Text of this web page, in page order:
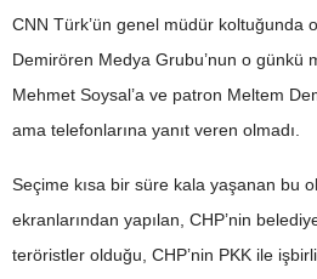
CNN Türk’ün genel müdür koltuğunda
Demirören Medya Grubu’nun o günkü
Mehmet Soysal’a ve patron Meltem
ama telefonlarına yanıt veren olmadı.
Seçime kısa bir süre kala yaşanan bu
ekranlarından yapılan, CHP’nin
teröristler olduğu, CHP’nin PKK ile